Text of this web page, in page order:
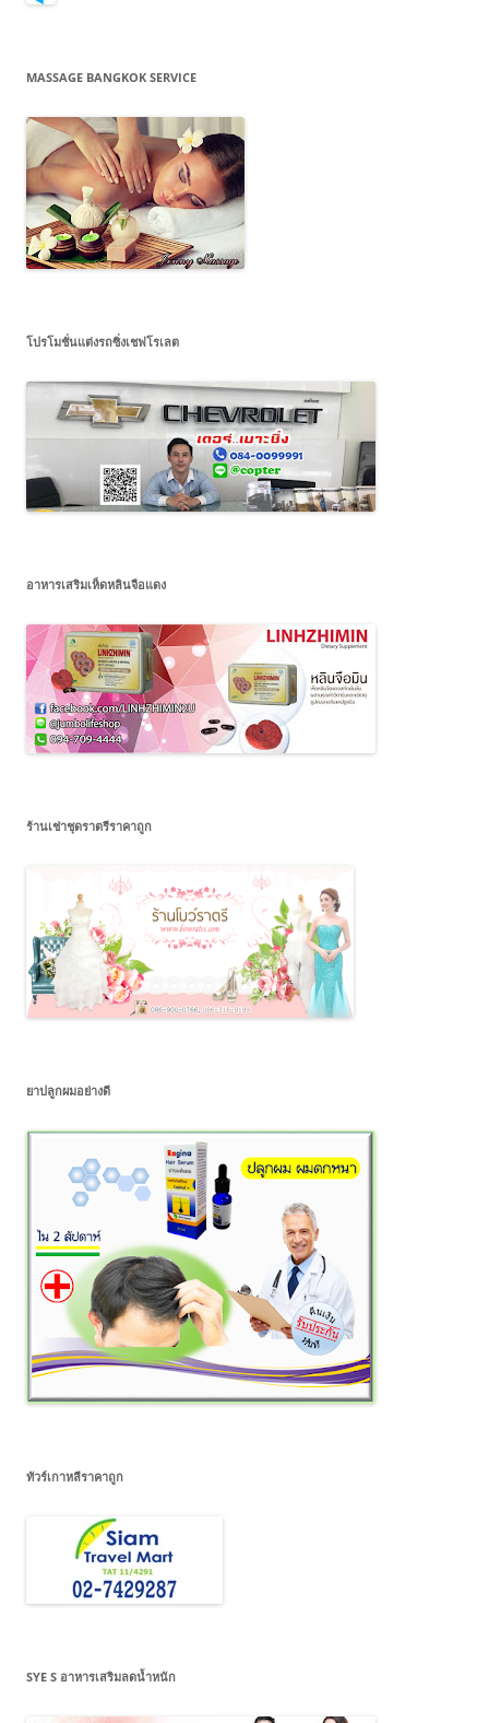
MASSAGE BANGKOK SERVICE
โปรโมชั่นแต่งรถซิ่งเชฟโรเลต
อาหารเสริมเห็ดหลินจือแดง
ร้านเช่าชุดราตรีราคาถูก
ยาปลูกผมอย่างดี
ทัวร์เกาหลีราคาถูก
SYE S อาหารเสริมลดน้ำหนัก